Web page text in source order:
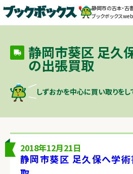
静岡市の古本・古
ブックボックスweb
静岡市葵区 足久
の出張買取
しずおかを中心に買い取りをし
2018年12月21日
静岡市葵区 足久保へ学